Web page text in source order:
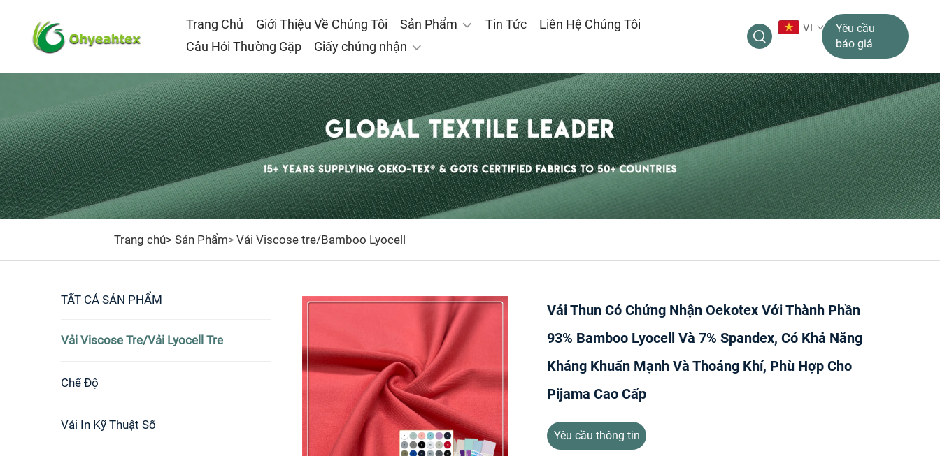
Trang Chủ Giới Thiệu Về Chúng Tôi Sản Phẩm Tin Tức
Liên Hệ Chúng Tôi
Câu Hỏi Thường Gặp
Giấy chứng nhận
VI
Yêu cầu
báo giá
Trang chủ> Sản Phẩm> Vải Viscose tre/Bamboo Lyocell
TẤT CẢ SẢN PHẨM
Vải Viscose Tre/Vải Lyocell Tre
Chế Độ
Vải In Kỹ Thuật Số
Vải Thun Có Chứng Nhận Oekotex Với Thành Phần
93% Bamboo Lyocell Và 7% Spandex, Có Khả Năng
Kháng Khuẩn Mạnh Và Thoáng Khí, Phù Hợp Cho
Pijama Cao Cấp
Yêu cầu thông tin